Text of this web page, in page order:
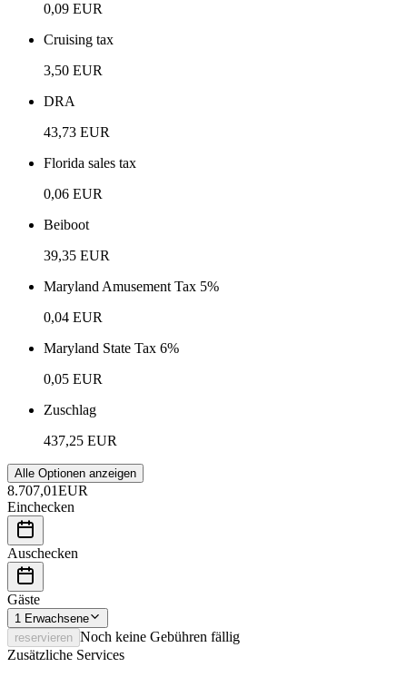
0,09 EUR
Cruising tax
3,50 EUR
DRA
43,73 EUR
Florida sales tax
0,06 EUR
Beiboot
39,35 EUR
Maryland Amusement Tax 5%
0,04 EUR
Maryland State Tax 6%
0,05 EUR
Zuschlag
437,25 EUR
Alle Optionen anzeigen
8.707,01EUR
Einchecken
Auschecken
Gäste
1 Erwachsene
reservieren Noch keine Gebühren fällig
Zusätzliche Services